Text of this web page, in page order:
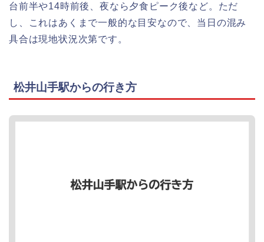
台前半や14時前後、夜なら夕食ピーク後など。ただ
し、これはあくまで一般的な目安なので、当日の混み
具合は現地状況次第です。
松井山手駅からの行き方